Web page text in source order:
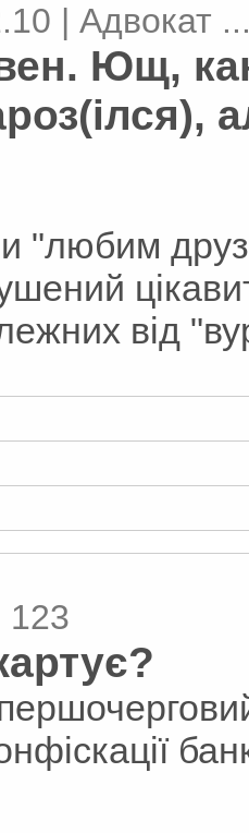
| Адвокат
Ющ,
"любим
від
123